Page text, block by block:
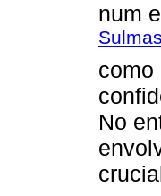
num
como
No